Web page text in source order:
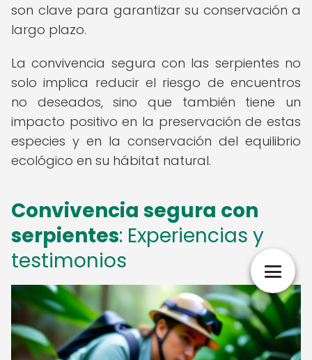
son clave para garantizar su conservación a
largo plazo.
La convivencia segura con las serpientes no
solo implica reducir el riesgo de encuentros
no deseados, sino que también tiene un
impacto positivo en la preservación de estas
especies y en la conservación del equilibrio
ecológico en su hábitat natural.
Convivencia segura con
serpientes: Experiencias y
testimonios